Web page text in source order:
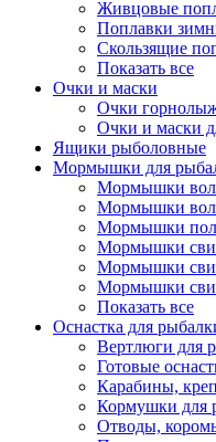
Живцовые
Поплавки
Скользящие
Показать все
Очки и маски
Очки
Очки и маски
Ящики рыболовные
Мормышки для
Мормышки
Мормышки
Мормышки
Мормышки
Мормышки
Мормышки
Показать все
Оснастка для
Вертлюги для
Готовые
Карабины,
Кормушки для
Отводы,